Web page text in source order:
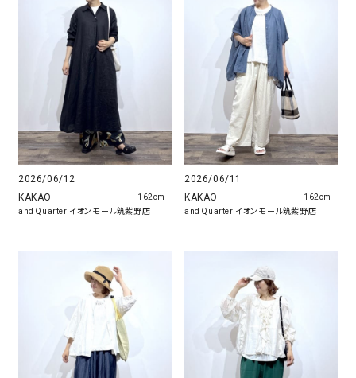
2026/06/12
KAKAO
and Quarter イオンモール筑紫野店
162cm
2026/06/11
KAKAO
and Quarter イオンモール筑紫野店
162cm